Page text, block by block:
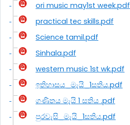
ori music may1st week.pdf
practical tec skills.pdf
Science tamil.pdf
Sinhala.pdf
western music 1st wk.pdf
ඉතිහාසය_මැයි_1සතිය.pdf
ගණිතය මැයි 1 සතිය .pdf
පුරවැසි_මැයි_1සතිය.pdf